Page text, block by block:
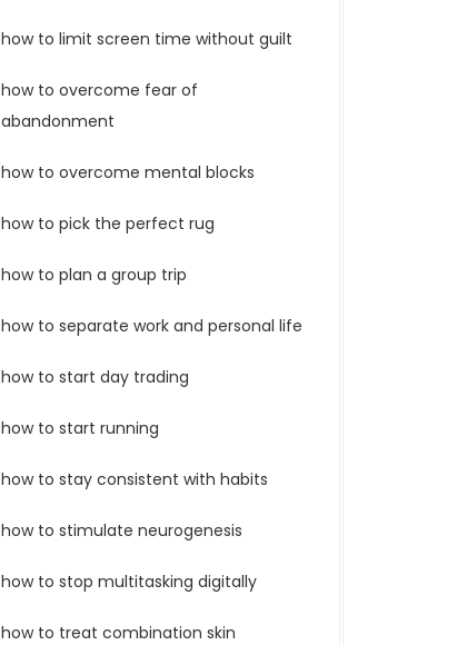
how to limit screen time without guilt
how to overcome fear of
abandonment
how to overcome mental blocks
how to pick the perfect rug
how to plan a group trip
how to separate work and personal life
how to start day trading
how to start running
how to stay consistent with habits
how to stimulate neurogenesis
how to stop multitasking digitally
how to treat combination skin